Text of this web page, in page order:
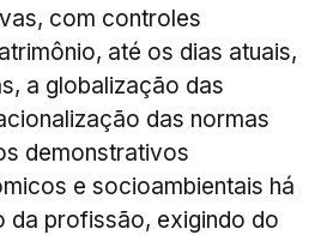
com controles
até os dias atuais,
a globalização das
das normas
demonstrativos
e socioambientais há
da profissão, exigindo do